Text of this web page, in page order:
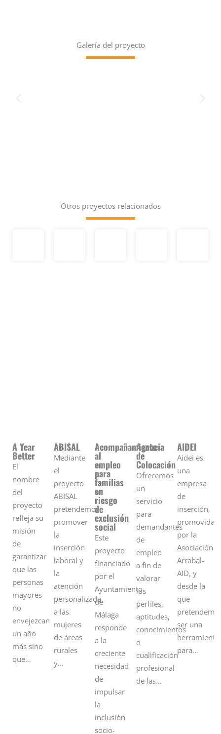
Galería del proyecto
Otros proyectos relacionados
A Year
Better
El
nombre
del
proyecto
refleja su
misión
de
garantizar
que las
personas
mayores
no
envejezcan
un año
más sino
que…
ABISAL
Mediante
el
proyecto
ABISAL
pretendemos
promover
la
inserción
laboral y
la
atención
personalizada
a las
mujeres
de áreas
rurales
y…
Acompañamiento
al
empleo
para
familias
en
riesgo
de
exclusión
social
Este
proyecto
financiado
por el
Ayuntamiento
de
Málaga
responde
a la
creciente
necesidad
de
impulsar
la
inclusión
socio-
Agencia
de
Colocación
Ofrecemos
un
servicio
para
demandantes
de
empleo
a fin de
valorar
los
perfiles,
aptitudes,
conocimientos
o
cualificación
profesional
de las…
AIDEI
Aidei es
una
empresa
de
inserción,
promovida
por la
Asociación
Arrabal-
AID, y
desde la
que
ser una
herramienta
para…